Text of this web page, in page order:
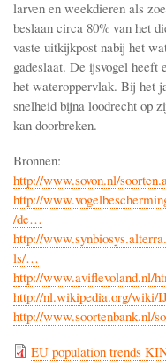
larven en weekdieren als
beslaan circa 80% van het
vaste uitkijkpost nabij het
gadeslaat. De ijsvogel heeft
het wateroppervlak. Bij het
snelheid bijna loodrecht op
kan doorbreken.
Bronnen:
http://www.sovon.nl/
http://
/de…
http://
ls/…
http://www.aviflevoland.nl/
http://nl.wikipedia.org/wiki/
http://www.soortenbank.nl/
EU population trends